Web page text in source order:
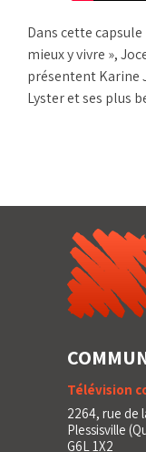
Dans cette capsule
mieux y vivre »,
présentent Karine
Lyster et ses plus
Télévision
2264, rue de
Plessisville
G6L 1X2